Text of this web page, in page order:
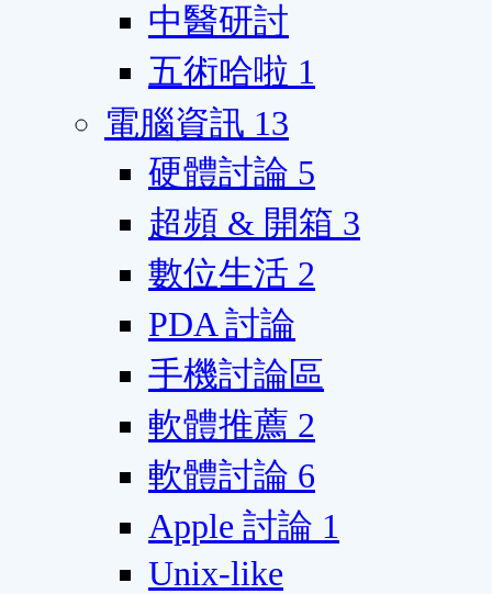
中醫研討
五術哈啦 1
電腦資訊 13
硬體討論 5
超頻 & 開箱 3
數位生活 2
PDA 討論
手機討論區
軟體推薦 2
軟體討論 6
Apple 討論 1
Unix-like